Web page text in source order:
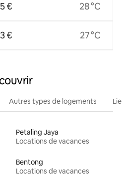
€
€
28 °C
27 °C
Autres types de logements
Petaling Jaya
Locations de vacances
Bentong
Locations de vacances